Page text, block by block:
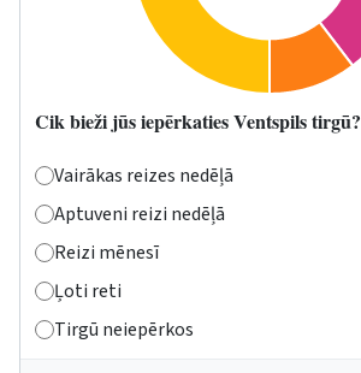
Cik bieži jūs iepērkaties Ventspils tirgū?
Vairākas reizes nedēļā
Aptuveni reizi nedēļā
Reizi mēnesī
Ļoti reti
Tirgū neiepērkos